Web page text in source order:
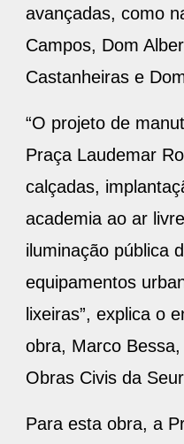
avançadas, como
Campos, Dom
Castanheiras e
“O projeto de
Praça Laudemar
calçadas,
academia ao ar
iluminação pública
equipamentos
lixeiras”, explica o
obra, Marco
Obras Civis da
Para esta obra, a